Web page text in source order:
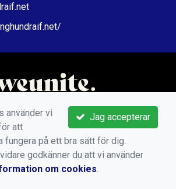
Jag accepterar
använder vi
att
fungera på ett bra sätt för dig.
godkänner du att vi använder
om cookies.